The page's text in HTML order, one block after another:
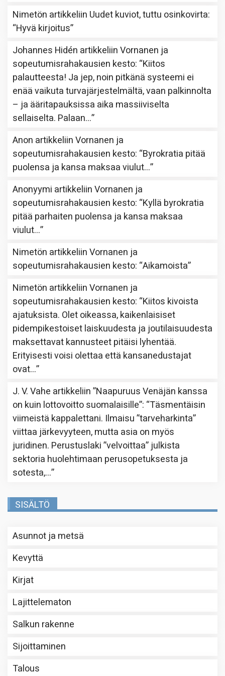
Nimetön artikkeliin Uudet kuviot, tuttu osinkovirta:
“Hyvä kirjoitus”
Johannes Hidén artikkeliinVornanen ja
sopeutumisrahakausien kesto: “Kiitos
palautteesta! Ja jep, noin pitkänä systeemi ei
enää vaikuta turvajärjestelmältä, vaan palkinnolta
– ja ääritapauksissa aika massiiviselta
sellaiselta. Palaan…”
Anon artikkeliinVornanen ja
sopeutumisrahakausien kesto: “Byrokratia pitää
puolensa ja kansa maksaa viulut…”
Anonyymi artikkeliinVornanen ja
sopeutumisrahakausien kesto: “Kyllä byrokratia
pitää parhaiten puolensa ja kansa maksaa
viulut…”
Nimetön artikkeliinVornanen ja
sopeutumisrahakausien kesto: “Aikamoista”
Nimetön artikkeliinVornanen ja
sopeutumisrahakausien kesto: “Kiitos kivoista
ajatuksista. Olet oikeassa, kaikenlaisiset
pidempikestoiset laiskuudesta ja joutilaisuudesta
maksettavat kannusteet pitäisi lyhentää.
Erityisesti voisi olettaa että kansanedustajat
ovat…”
J. V. Vahe artikkeliin”Naapuruus Venäjän kanssa
on kuin lottovoitto suomalaisille”: “Täsmentäisin
viimeistä kappalettani. Ilmaisu ”tarveharkinta”
viittaa järkevyyteen, mutta asia on myös
juridinen. Perustuslaki ”velvoittaa” julkista
sektoria huolehtimaan perusopetuksesta ja
sotesta,…”
SISÄLTÖ
Asunnot ja metsä
Kevyttä
Kirjat
Lajittelematon
Salkun rakenne
Sijoittaminen
Talous